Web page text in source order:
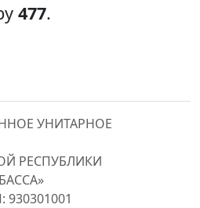
477.
УНИТАРНОЕ
РЕСПУБЛИКИ